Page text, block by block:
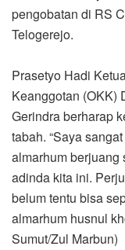
pengobatan di RS
Telogerejo.
Prasetyo Hadi
Keanggotan (OKK)
Gerindra berharap
tabah. “Saya
almarhum berjuang
adinda kita ini.
belum tentu bisa
almarhum husnul
Sumut/Zul Marbun)